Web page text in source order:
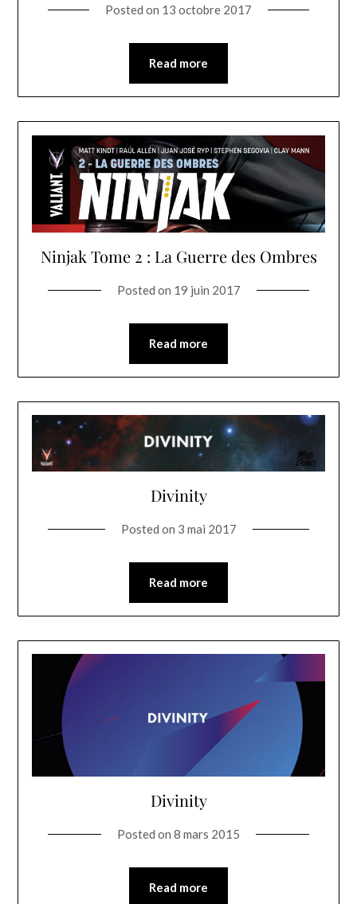
Posted on 13 octobre 2017
Read more
Ninjak Tome 2 : La Guerre des Ombres
Posted on 19 juin 2017
Read more
Divinity
Posted on 3 mai 2017
Read more
Divinity
Posted on 8 mars 2015
Read more